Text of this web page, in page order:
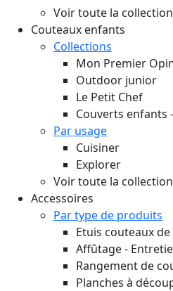
Voir toute la collection
Couteaux enfants
Collections
Mon Premier
Outdoor junior
Le Petit Chef
Couverts enfants
Par usage
Cuisiner
Explorer
Voir toute la collection
Accessoires
Par type de produits
Etuis couteaux
Affûtage -
Rangement de
Planches à